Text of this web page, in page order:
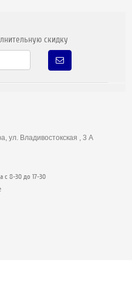
скидку
ул. Владивостокская , 3 А
c 8-30 до 17-30